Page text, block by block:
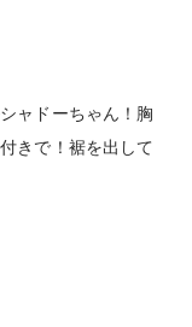
ャドーちゃん！胸
きで！裾を出して